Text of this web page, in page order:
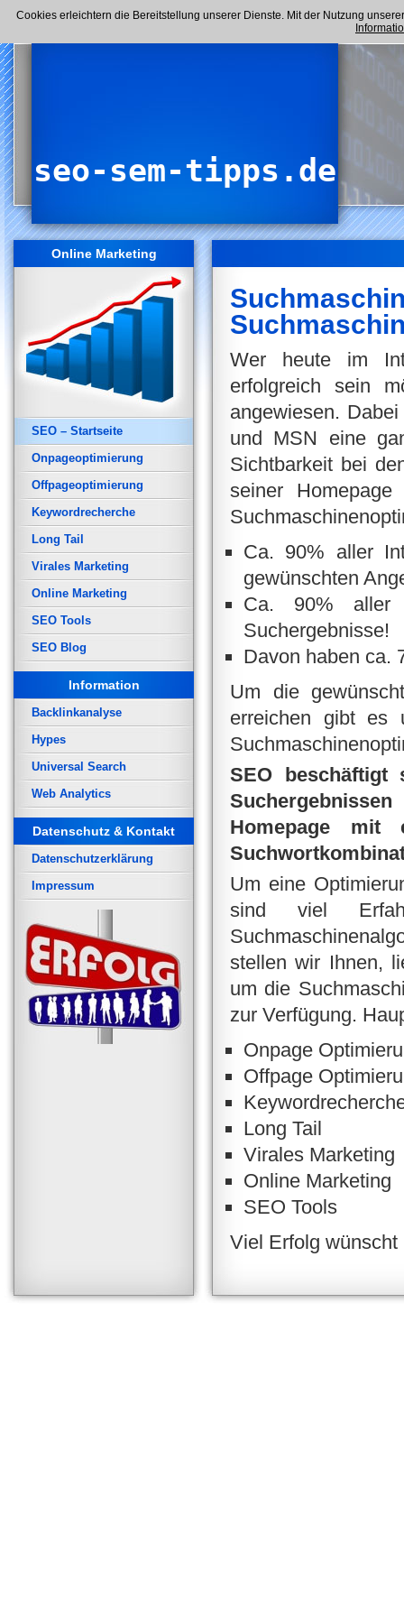
Cookies erleichtern die Bereitstellung unserer Dienste. Mit der Nutzung
seo-sem-tipps.de
Online Marketing
SEO – Startseite
Onpageoptimierung
Offpageoptimierung
Keywordrecherche
Long Tail
Virales Marketing
Online Marketing
SEO Tools
SEO Blog
Information
Backlinkanalyse
Hypes
Universal Search
Web Analytics
Datenschutz & Kontakt
Datenschutzerklärung
Impressum
Wer heute im
erfolgreich sein
angewiesen.
und MSN eine
Sichtbarkeit bei
seiner
Ca. 90% aller
gewünschten
Ca. 90% aller
Suchergebnisse!
Davon haben ca.
Um die
erreichen gibt es
SEO
Homepage mit
Um eine
sind viel
stellen wir Ihnen,
um die
zur Verfügung.
Onpage
Offpage
Long Tail
Virales Marketing
Online Marketing
SEO Tools
Viel Erfolg wünscht